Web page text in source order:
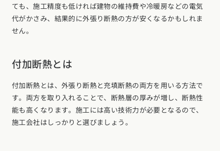
ても、施工精度も低ければ建物の維持費や冷暖房などの電気
代がかさみ、結果的に外張り断熱の方が安くなるかもしれま
せん。
付加断熱とは
付加断熱とは、外張り断熱と充填断熱の両方を用いる方法で
す。両方を取り入れることで、断熱層の厚みが増し、断熱性
能も高くなります。施工には高い技術力が必要となるので、
施工会社はしっかりと選びましょう。